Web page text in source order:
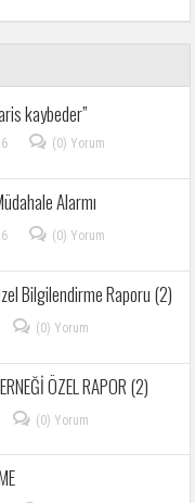
kaybeder”
(0) Yorum
Alarmı
(0) Yorum
Bilgilendirme Raporu (2)
(0) Yorum
ÖZEL RAPOR (2)
(0) Yorum